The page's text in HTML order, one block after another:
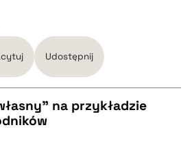
Udostępnij
na przykładzie